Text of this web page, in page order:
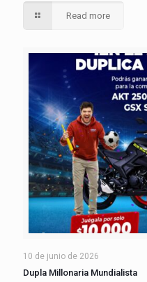
Read more
10 de junio de 2026
Dupla Millonaria Mundialista